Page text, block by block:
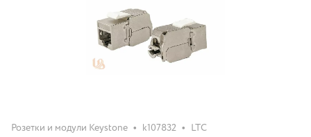
Розетки и модули Keystone • k107832 • LTC